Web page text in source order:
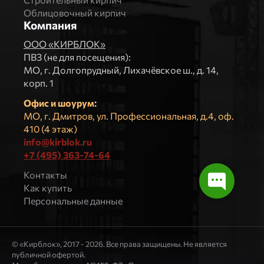
Облицовочный кирпич
Компания
ООО «КИРБЛОК»
ПВЗ (не для посещения):
МO, г. Долгопрудный, Лихачёвское ш., д. 14,
корп. 1
Офис и шоурум:
МО, г. Дмитров, ул. Профессиональная, д.4, оф.
410 (4 этаж)
info@kirblok.ru
+7 (495) 363-74-64
Контакты
Как купить
Персональные данные
© «Кирблок», 2017 - 2026. Все права защищены. Не является
публичной офертой.